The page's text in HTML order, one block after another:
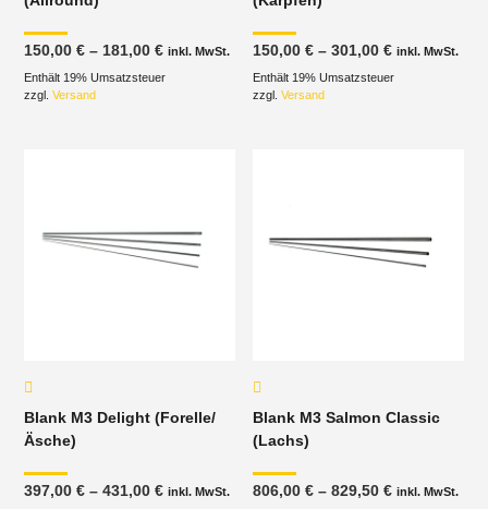
150,00€ –181,00€Preisspanne:
bis
inkl. MwSt.
Enthält 19% Umsatzsteuer
zzgl.Versand
150,00€ –301,00€
bis
inkl. MwSt.
Enthält 19% Umsatzsteuer
zzgl.Versand
Blank M3 Delight (Forelle/
Äsche)
397,00€ –431,00€Preisspanne:
inkl. MwSt.
Blank M3 Salmon Classic
(Lachs)
806,00€ –829,50€ inkl. MwSt.